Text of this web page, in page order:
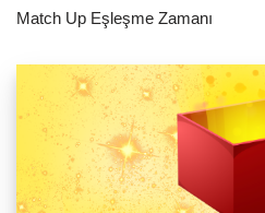
Match Up Eşleşme Zamanı